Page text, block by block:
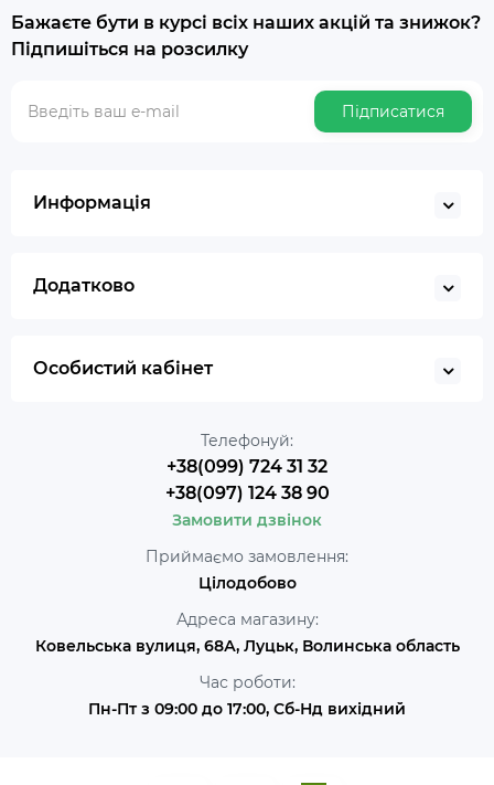
Бажаєте бути в курсі всіх наших акцій та знижок?
Підпишіться на розсилку
Підписатися
Информація
Додатково
Особистий кабінет
Телефонуй:
+38(099) 724 31 32
+38(097) 124 38 90
Замовити дзвінок
Приймаємо замовлення:
Цілодобово
Адреса магазину:
Ковельська вулиця, 68А, Луцьк, Волинська область
Час роботи:
Пн-Пт з 09:00 до 17:00, Сб-Нд вихідний